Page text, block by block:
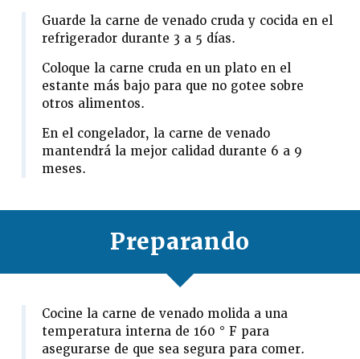
Guarde la carne de venado cruda y cocida en el
refrigerador durante 3 a 5 días.
Coloque la carne cruda en un plato en el
estante más bajo para que no gotee sobre
otros alimentos.
En el congelador, la carne de venado
mantendrá la mejor calidad durante 6 a 9
meses.
Preparando
Cocine la carne de venado molida a una
temperatura interna de 160 ° F para
asegurarse de que sea segura para comer.